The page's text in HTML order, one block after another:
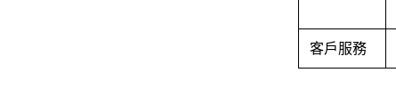
客戶服務